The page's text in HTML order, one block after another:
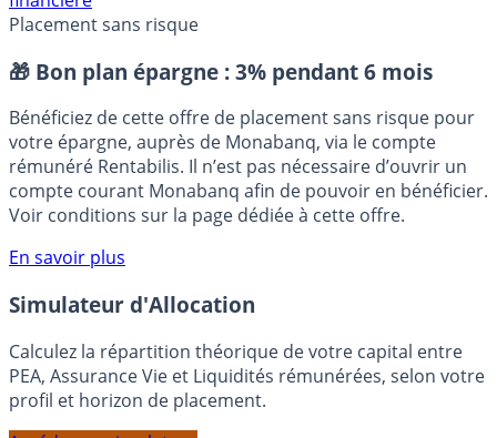
📈 Remontée des taux d’intérêts
Placement sans risque
🎁 Bon plan épargne : 3% pendant 6 mois
Bénéficiez de cette offre de placement sans risque pour
votre épargne, auprès de Monabanq, via le compte
rémunéré Rentabilis. Il n’est pas nécessaire d’ouvrir un
Voir conditions sur la page dédiée à cette offre.
En savoir plus
Simulateur d'Allocation
Calculez la répartition théorique de votre capital entre